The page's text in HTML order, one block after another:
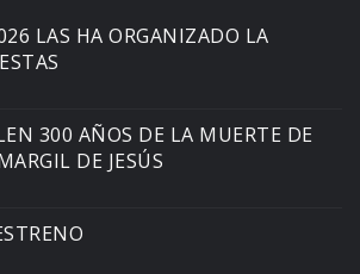
LAS HA ORGANIZADO LA
300 AÑOS DE LA MUERTE DE
DE JESÚS